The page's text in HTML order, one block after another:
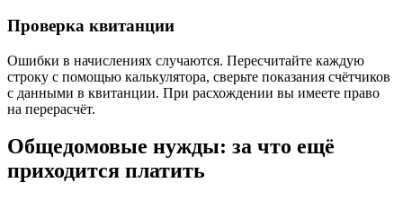
Проверка квитанции
Ошибки в начислениях случаются. Пересчитайте каждую
строку с помощью калькулятора, сверьте показания счётчиков
с данными в квитанции. При расхождении вы имеете право
на перерасчёт.
Общедомовые нужды: за что ещё
приходится платить